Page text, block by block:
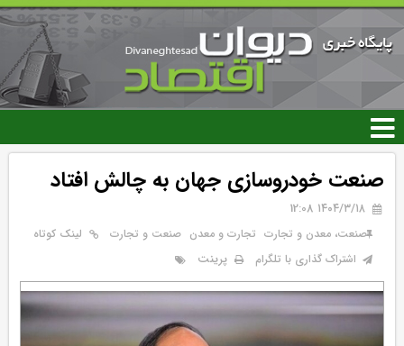
رفتن
محتوای
اصلی
صنعت خودروسازی جهان به چالش افتاد
۱۴۰۴/۳/۱۸ 12:08
صنعت، معدن و تجارت تجارت و معدن صنعت و تجارت
لینک کوتاه
اشتراک گذاری با تلگرام
پرینت